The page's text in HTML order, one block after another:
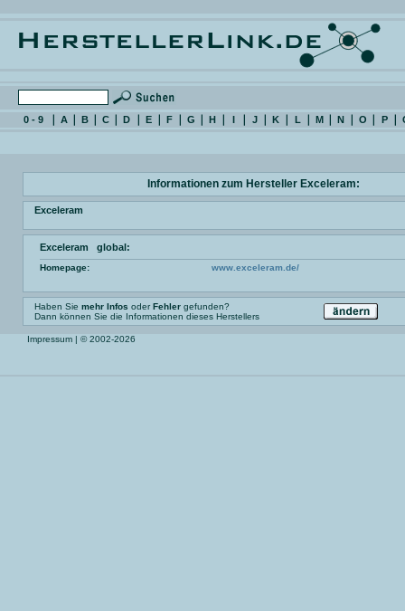
0 - 9 A B C D E F G H I J K L M N O P
Informationen zum Hersteller Exceleram:
Exceleram
Exceleram global:
Homepage: www.exceleram.de/
Haben Sie mehr Infos oderFehler gefunden?
Dann können Sie die Informationen dieses Herstellers
Impressum | © 2002-2026